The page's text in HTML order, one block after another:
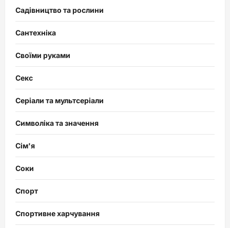
Садівництво та рослини
Сантехніка
Своїми руками
Секс
Серіали та мультсеріали
Символіка та значення
Сім'я
Соки
Спорт
Спортивне харчування